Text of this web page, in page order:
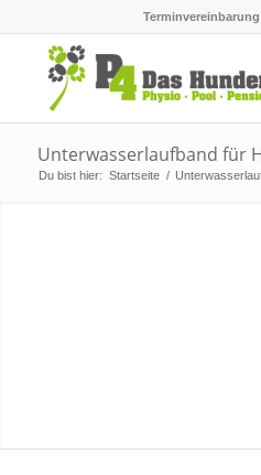
Unterwasserlaufband für
Du bist hier: Startseite /